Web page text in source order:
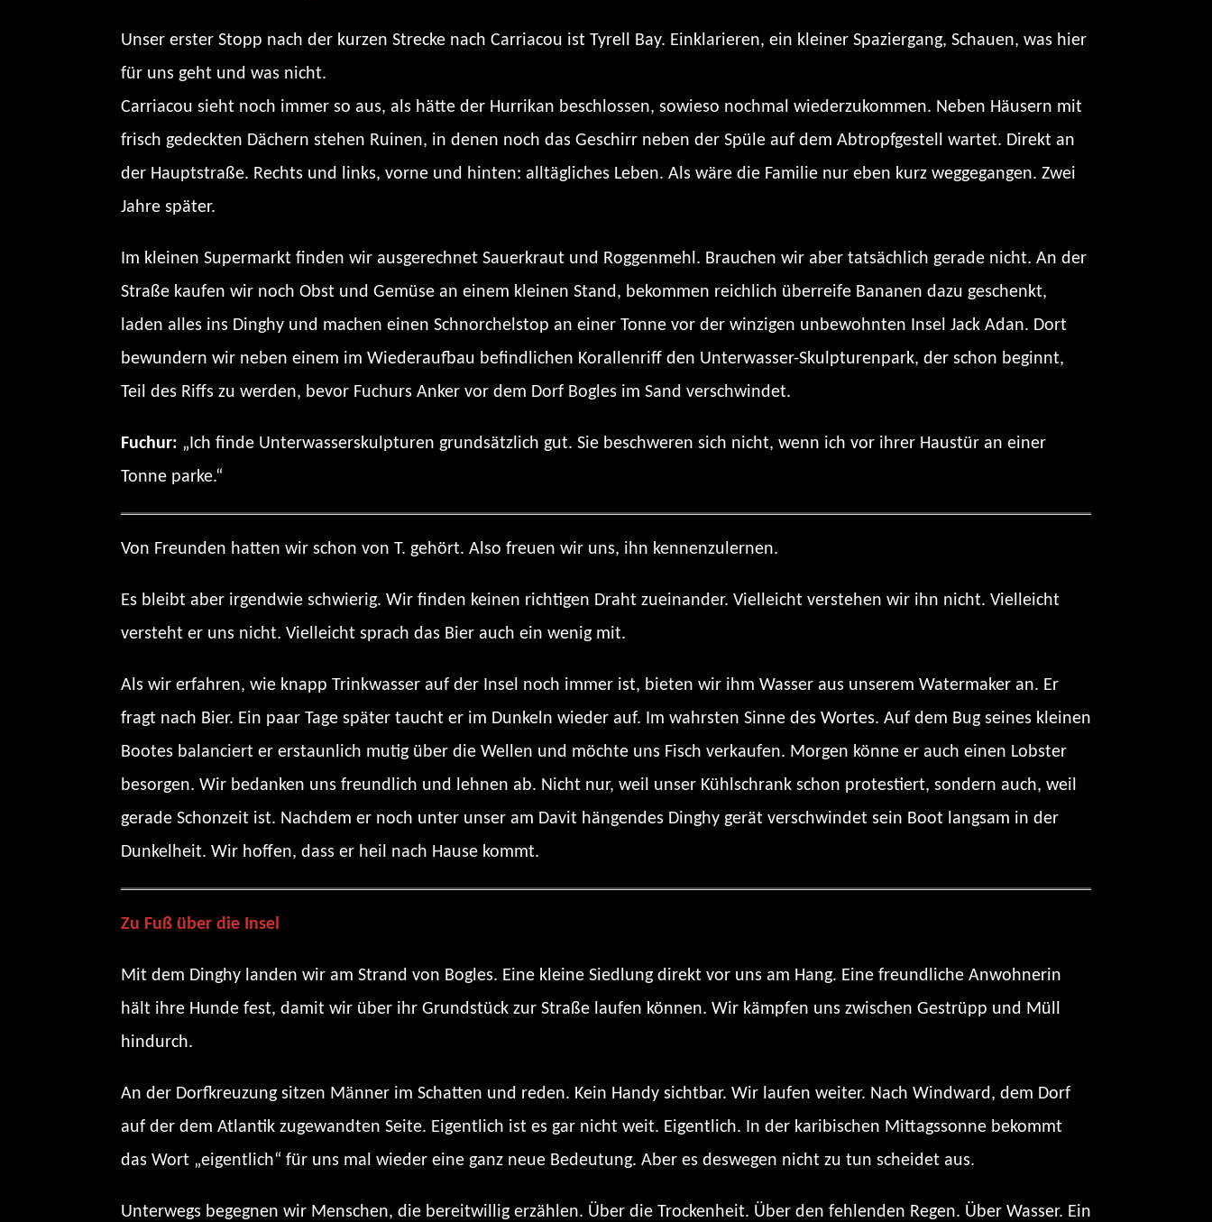
Unser erster Stopp nach der kurzen Strecke nach Carriacou ist Tyrell Bay. Einklarieren, ein kleiner Spaziergang, Schauen, was hier
für uns geht und was nicht.
Carriacou sieht noch immer so aus, als hätte der Hurrikan beschlossen, sowieso nochmal wiederzukommen. Neben Häusern mit
frisch gedeckten Dächern stehen Ruinen, in denen noch das Geschirr neben der Spüle auf dem Abtropfgestell wartet. Direkt an
der Hauptstraße. Rechts und links, vorne und hinten: alltägliches Leben. Als wäre die Familie nur eben kurz weggegangen. Zwei
Jahre später.
Im kleinen Supermarkt finden wir ausgerechnet Sauerkraut und Roggenmehl. Brauchen wir aber tatsächlich gerade nicht. An der
Straße kaufen wir noch Obst und Gemüse an einem kleinen Stand, bekommen reichlich überreife Bananen dazu geschenkt,
laden alles ins Dinghy und machen einen Schnorchelstop an einer Tonne vor der winzigen unbewohnten Insel Jack Adan. Dort
bewundern wir neben einem im Wiederaufbau befindlichen Korallenriff den Unterwasser-Skulpturenpark, der schon beginnt,
Teil des Riffs zu werden, bevor Fuchurs Anker vor dem Dorf Bogles im Sand verschwindet.
Fuchur: „Ich finde Unterwasserskulpturen grundsätzlich gut. Sie beschweren sich nicht, wenn ich vor ihrer Haustür an einer
Tonne parke.“
Von Freunden hatten wir schon von T. gehört. Also freuen wir uns, ihn kennenzulernen.
Es bleibt aber irgendwie schwierig. Wir finden keinen richtigen Draht zueinander. Vielleicht verstehen wir ihn nicht. Vielleicht
versteht er uns nicht. Vielleicht sprach das Bier auch ein wenig mit.
Als wir erfahren, wie knapp Trinkwasser auf der Insel noch immer ist, bieten wir ihm Wasser aus unserem Watermaker an. Er
fragt nach Bier. Ein paar Tage später taucht er im Dunkeln wieder auf. Im wahrsten Sinne des Wortes. Auf dem Bug seines kleinen
Bootes balanciert er erstaunlich mutig über die Wellen und möchte uns Fisch verkaufen. Morgen könne er auch einen Lobster
besorgen. Wir bedanken uns freundlich und lehnen ab. Nicht nur, weil unser Kühlschrank schon protestiert, sondern auch, weil
gerade Schonzeit ist. Nachdem er noch unter unser am Davit hängendes Dinghy gerät verschwindet sein Boot langsam in der
Dunkelheit. Wir hoffen, dass er heil nach Hause kommt.
Zu Fuß über die Insel
Mit dem Dinghy landen wir am Strand von Bogles. Eine kleine Siedlung direkt vor uns am Hang. Eine freundliche Anwohnerin
hält ihre Hunde fest, damit wir über ihr Grundstück zur Straße laufen können. Wir kämpfen uns zwischen Gestrüpp und Müll
hindurch.
An der Dorfkreuzung sitzen Männer im Schatten und reden. Kein Handy sichtbar. Wir laufen weiter. Nach Windward, dem Dorf
auf der dem Atlantik zugewandten Seite. Eigentlich ist es gar nicht weit. Eigentlich. In der karibischen Mittagssonne bekommt
das Wort „eigentlich“ für uns mal wieder eine ganz neue Bedeutung. Aber es deswegen nicht zu tun scheidet aus.
Unterwegs begegnen wir Menschen, die bereitwillig erzählen. Über die Trockenheit. Über den fehlenden Regen. Über Wasser. Ein